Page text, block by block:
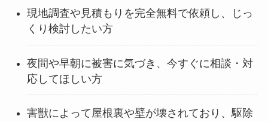
現地調査や見積もりを完全無料で依頼し、じっ
くり検討したい方
夜間や早朝に被害に気づき、今すぐに相談・対
応してほしい方
害獣によって屋根裏や壁が壊されており、駆除